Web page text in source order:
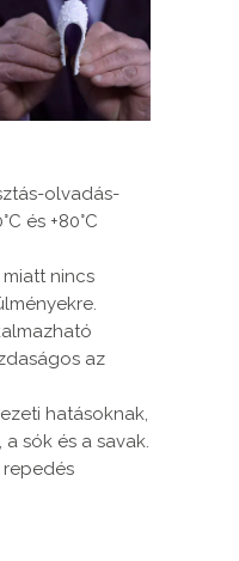
olvadás-
és +80°C
nincs
az
hatásoknak,
sók és a savak.